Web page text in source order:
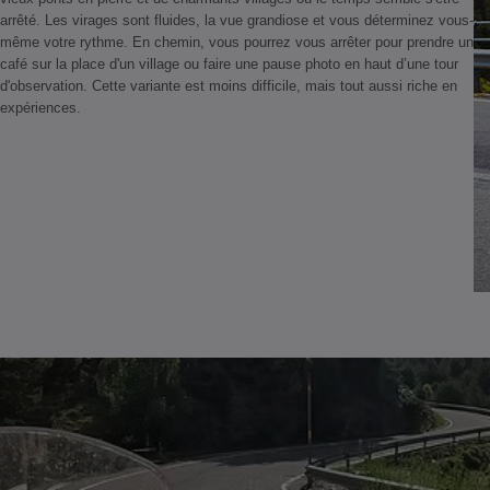
arrêté. Les virages sont fluides, la vue grandiose et vous déterminez vous-
même votre rythme. En chemin, vous pourrez vous arrêter pour prendre un
café sur la place d'un village ou faire une pause photo en haut d’une tour
d'observation. Cette variante est moins difficile, mais tout aussi riche en
expériences.